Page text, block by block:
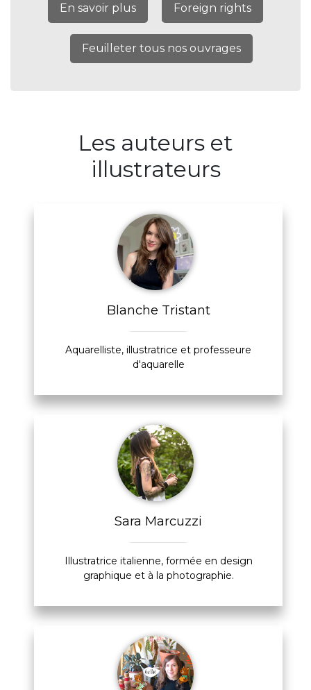
En savoir plus Foreign rights
Feuilleter tous nos ouvrages
Les auteurs et
illustrateurs
Blanche Tristant
Aquarelliste, illustratrice et professeure
d'aquarelle
Sara Marcuzzi
Illustratrice italienne, formée en design
graphique et à la photographie.